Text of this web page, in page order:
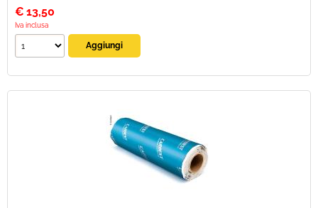
€ 13,50
Iva inclusa